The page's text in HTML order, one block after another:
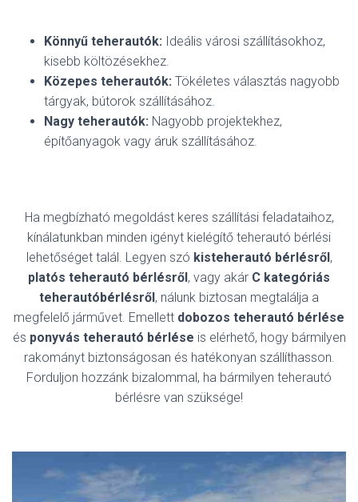
Könnyű teherautók: Ideális városi szállításokhoz,
kisebb költözésekhez.
Közepes teherautók: Tökéletes választás nagyobb
tárgyak, bútorok szállításához.
Nagy teherautók: Nagyobb projektekhez,
építőanyagok vagy áruk szállításához.
Ha megbízható megoldást keres szállítási feladataihoz,
kínálatunkban minden igényt kielégítő teherautó bérlési
lehetőséget talál. Legyen szó kisteherautó bérlésről ,
platós teherautó bérlésről , vagy akár C kategóriás
teherautóbérlésről , nálunk biztosan megtalálja a
megfelelő járművet. Emellett dobozos teherautó bérlése
és ponyvás teherautó bérlése is elérhető, hogy bármilyen
rakományt biztonságosan és hatékonyan szállíthasson.
Forduljon hozzánk bizalommal, ha bármilyen teherautó
bérlésre van szüksége!